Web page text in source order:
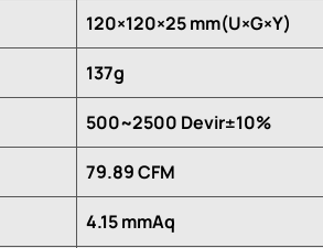
120×120×25 mm(U×G×Y)
137g
500~2500 Devir±10%
79.89 CFM
4.15 mmAq